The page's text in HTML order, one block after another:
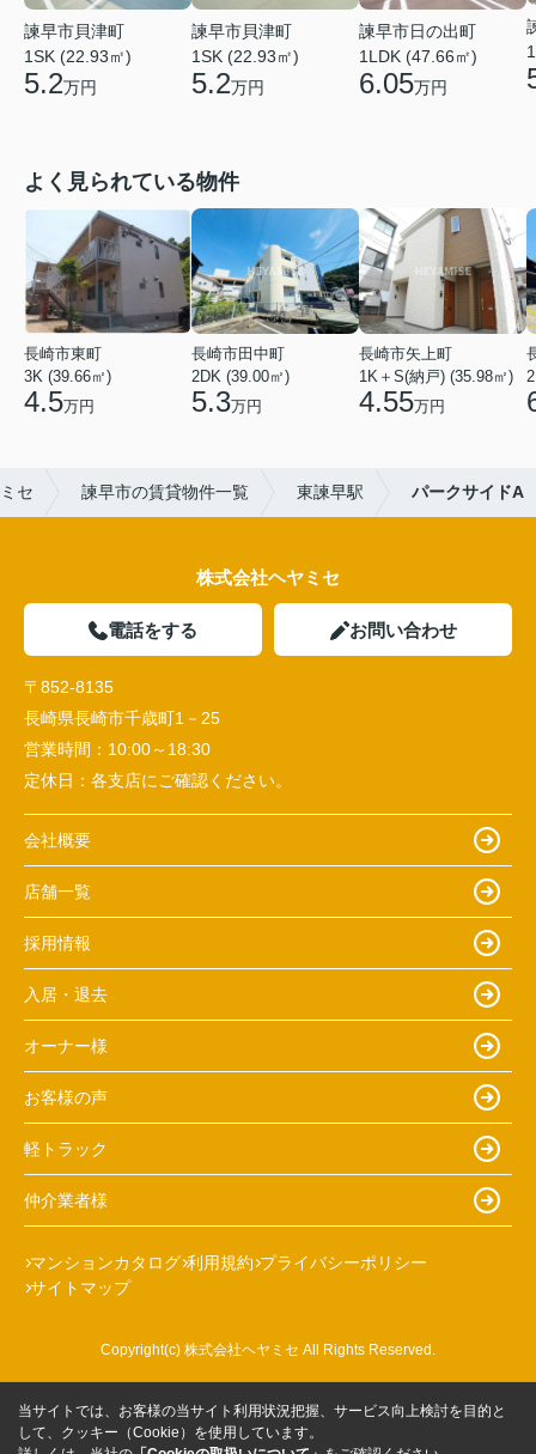
諫早市貝津町
1SK (22.93㎡)
5.2万円
諫早市貝津町
1SK (22.93㎡)
5.2万円
諫早市日の出町
1LDK (47.66㎡)
6.05万円
よく見られている物件
長崎市東町
3K (39.66㎡)
4.5万円
長崎市田中町
2DK (39.00㎡)
5.3万円
長崎市矢上町
1K＋S(納戸) (35.98㎡)
4.55万円
セ 諫早市の賃貸物件一覧 東諫早駅 パークサイドA
株式会社ヘヤミセ
電話をする お問い合わせ
〒852-8135
長崎県長崎市千歳町1－25
営業時間： 10:00～18:30
定休日： 各支店にご確認ください。
会社概要
店舗一覧
採用情報
入居・退去
オーナー様
お客様の声
軽トラック
仲介業者様
マンションカタログ 利用規約 プライバシーポリシー
サイトマップ
Copyright(c) 株式会社ヘヤミセ All Rights Reserved.
当サイトでは、お客様の当サイト利用状況把握、サービス向上検討を目的と
して、クッキー（Cookie）を使用しています。